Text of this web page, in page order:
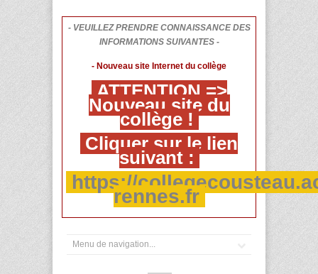
- VEUILLEZ PRENDRE CONNAISSANCE DES
INFORMATIONS SUIVANTES -
- Nouveau site Internet du collège
ATTENTION =>
Nouveau site du
collège !
Cliquer sur le lien
suivant :
https://
rennes.fr